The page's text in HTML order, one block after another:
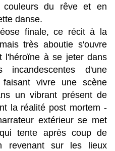
du rêve et en
danse.
finale, ce récit à la
très aboutie s'ouvre
l'héroïne à se jeter dans
d'une
vivre une scène
un vibrant présent de
la réalité post mortem -
extérieur se met
tente après coup de
revenant sur les lieux